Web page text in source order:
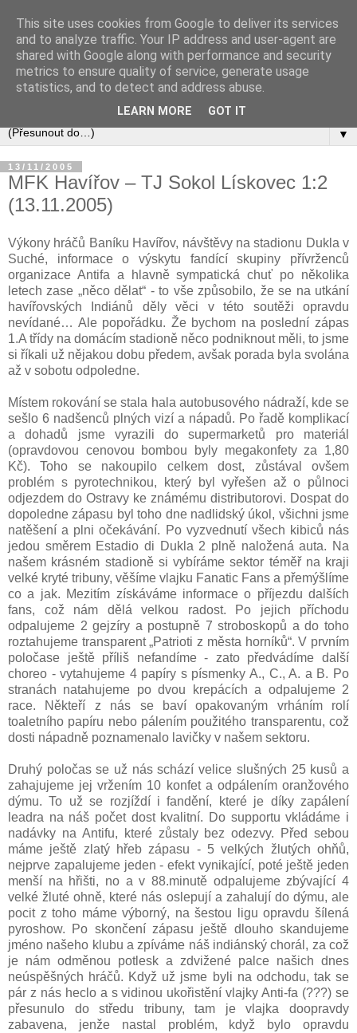
▼
13/11/2005
MFK Havířov – TJ Sokol Lískovec 1:2
(13.11.2005)
Výkony hráčů Baníku Havířov, návštěvy na stadionu Dukla v
Suché, informace o výskytu fandící skupiny přívrženců
organizace Antifa a hlavně sympatická chuť po několika
letech zase „něco dělat“ - to vše způsobilo, že se na utkání
havířovských Indiánů děly věci v této soutěži opravdu
nevídané… Ale popořádku. Že bychom na poslední zápas
1.A třídy na domácím stadioně něco podniknout měli, to jsme
si říkali už nějakou dobu předem, avšak porada byla svolána
až v sobotu odpoledne.
Místem rokování se stala hala autobusového nádraží, kde se
sešlo 6 nadšenců plných vizí a nápadů. Po řadě komplikací
a dohadů jsme vyrazili do supermarketů pro materiál
(opravdovou cenovou bombou byly megakonfety za 1,80
Kč). Toho se nakoupilo celkem dost, zůstával ovšem
problém s pyrotechnikou, který byl vyřešen až o půlnoci
odjezdem do Ostravy ke známému distributorovi. Dospat do
dopoledne zápasu byl toho dne nadlidský úkol, všichni jsme
natěšení a plni očekávání. Po vyzvednutí všech kibiců nás
jedou směrem Estadio di Dukla 2 plně naložená auta. Na
našem krásném stadioně si vybíráme sektor téměř na kraji
velké kryté tribuny, věšíme vlajku Fanatic Fans a přemýšlíme
co a jak. Mezitím získáváme informace o příjezdu dalších
fans, což nám dělá velkou radost. Po jejich příchodu
odpalujeme 2 gejzíry a postupně 7 stroboskopů a do toho
roztahujeme transparent „Patrioti z města horníků“. V prvním
poločase ještě příliš nefandíme - zato předvádíme další
choreo - vytahujeme 4 papíry s písmenky A., C., A. a B. Po
stranách natahujeme po dvou krepácích a odpalujeme 2
race. Někteří z nás se baví opakovaným vrháním rolí
toaletního papíru nebo pálením použitého transparentu, což
dosti nápadně poznamenalo lavičky v našem sektoru.
Druhý poločas se už nás schází velice slušných 25 kusů a
zahajujeme jej vržením 10 konfet a odpálením oranžového
dýmu. To už se rozjíždí i fandění, které je díky zapálení
leadra na náš počet dost kvalitní. Do supportu vkládáme i
nadávky na Antifu, které zůstaly bez odezvy. Před sebou
máme ještě zlatý hřeb zápasu - 5 velkých žlutých ohňů,
nejprve zapalujeme jeden - efekt vynikající, poté ještě jeden
menší na hřišti, no a v 88.minutě odpalujeme zbývající 4
velké žluté ohně, které nás oslepují a zahalují do dýmu, ale
pocit z toho máme výborný, na šestou ligu opravdu šílená
pyroshow. Po skončení zápasu ještě dlouho skandujeme
jméno našeho klubu a zpíváme náš indiánský chorál, za což
je nám odměnou potlesk a zdvižené palce našich dnes
neúspěšných hráčů. Když už jsme byli na odchodu, tak se
pár z nás heclo a s vidinou ukořistění vlajky Anti-fa (???) se
přesunulo do středu tribuny, tam je vlajka doopravdy
zabavena, jenže nastal problém, když bylo opravdu
This site uses cookies from Google to deliver its services
and to analyze traffic. Your IP address and user-agent are
shared with Google along with performance and security
metrics to ensure quality of service, generate usage
statistics, and to detect and address abuse.
LEARN MORE GOT IT